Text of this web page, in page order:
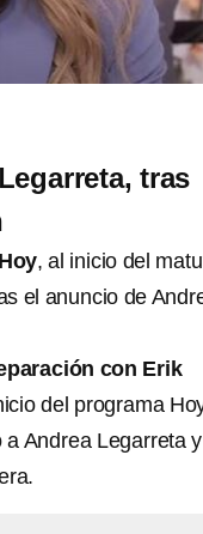
tras
, al inicio del
el anuncio de
con Erik
del programa
Andrea Legarreta